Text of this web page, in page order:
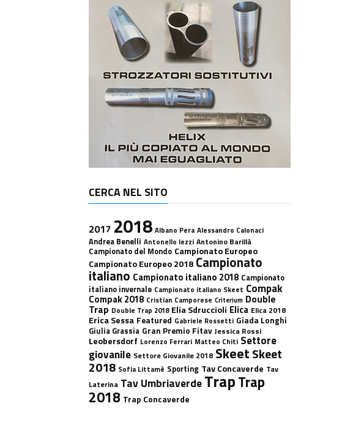
CERCA NEL SITO
2017 2018 Albano Pera Alessandro Calonaci
Andrea Benelli Antonello Iezzi Antonino Barillà
Campionato del Mondo Campionato Europeo
Campionato Europeo 2018 Campionato
italiano Campionato italiano 2018 Campionato
italiano invernale Campionato italiano Skeet Compak
Compak 2018 Cristian Camporese Criterium Double
Trap Double Trap 2018 Elia Sdruccioli Elica Elica 2018
Erica Sessa Featured Gabriele Rossetti Giada Longhi
Giulia Grassia Gran Premio Fitav Jessica Rossi
Leobersdorf Lorenzo Ferrari Matteo Chiti Settore
giovanile Settore Giovanile 2018 SkeetSkeet
2018 Sofia Littamè Sporting Tav Concaverde Tav
Laterina Tav UmbriaverdeTrapTrap
2018 Trap Concaverde